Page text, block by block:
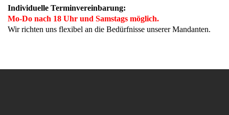
Individuelle Terminvereinbarung:
Mo-Do nach 18 Uhr und Samstags möglich.
Wir richten uns flexibel an die Bedürfnisse unserer Mandanten.